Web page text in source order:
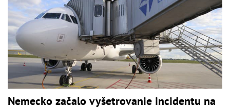
Nemecko začalo vyšetrovanie incidentu na